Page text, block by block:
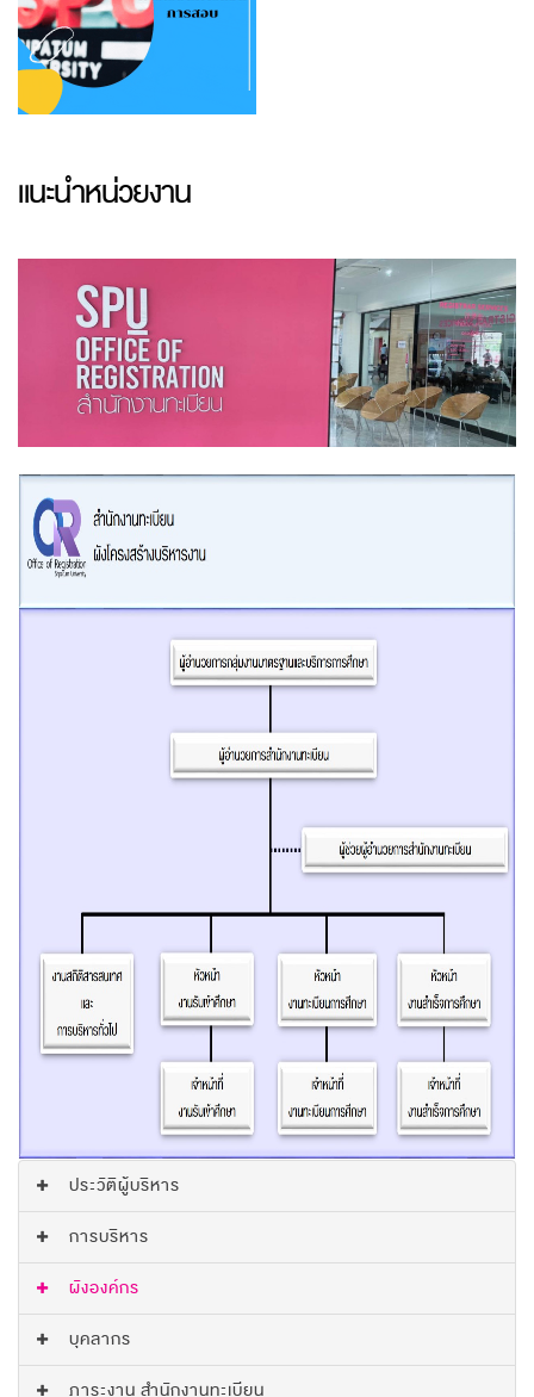
แนะนำหน่วยงาน
ประวัติผู้บริหาร
การบริหาร
ผังองค์กร
บุคลากร
ภาระงาน สำนักงานทะเบียน